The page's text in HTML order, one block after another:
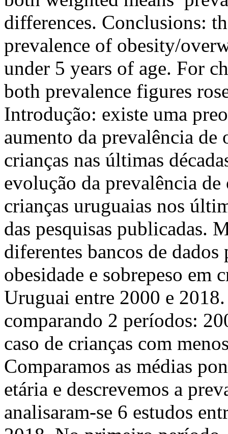
differences. Conclusions:
prevalence of obesity/
under 5 years of age. For
both prevalence figures
Introdução: existe uma
aumento da prevalência de
crianças nas últimas
evolução da prevalência de
crianças uruguaias nos
das pesquisas publicadas.
diferentes bancos de
obesidade e sobrepeso em
Uruguai entre 2000 e
comparando 2 períodos:
caso de crianças com
Comparamos as médias
etária e descrevemos a
analisaram-se 6 estudos